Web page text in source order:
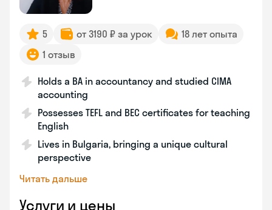
5 от 3190 ₽ за урок
18 лет опыта
1 отзыв
Holds a BA in accountancy and studied CIMA
accounting
Possesses TEFL and BEC certificates for teaching
English
Lives in Bulgaria, bringing a unique cultural
perspective
Читать дальше
Услуги и цены